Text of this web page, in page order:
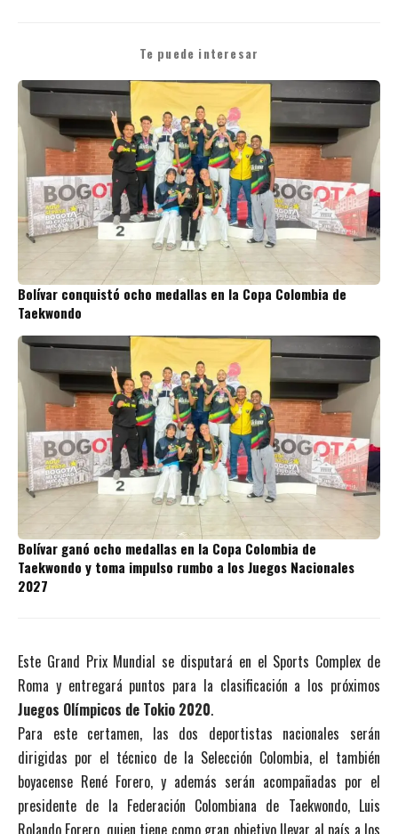
Te puede interesar
Bolívar conquistó ocho medallas en la Copa Colombia de
Taekwondo
Bolívar ganó ocho medallas en la Copa Colombia de
Taekwondo y toma impulso rumbo a los Juegos Nacionales
2027
Este Grand Prix Mundial se disputará en el Sports Complex de
Roma y entregará puntos para la clasificación a los próximos
Juegos Olímpicos de Tokio 2020.
Para este certamen, las dos deportistas nacionales serán
dirigidas por el técnico de la Selección Colombia, el también
boyacense René Forero, y además serán acompañadas por el
presidente de la Federación Colombiana de Taekwondo, Luis
Rolando Forero, quien tiene como gran objetivo llevar al país a los